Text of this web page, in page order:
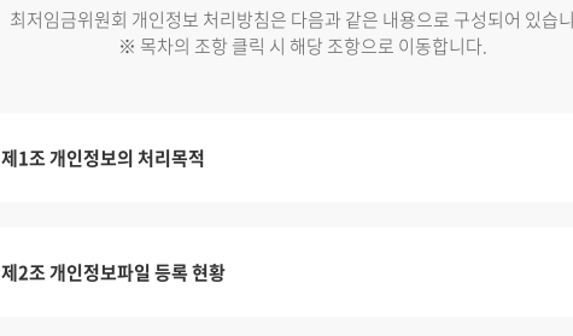
최저임금위원회 개인정보 처리방침은 다음과 같은 내용으로 구성되어 있습
※ 목차의 조항 클릭 시 해당 조항으로 이동합니다.
제1조 개인정보의 처리목적
제2조 개인정보파일 등록 현황